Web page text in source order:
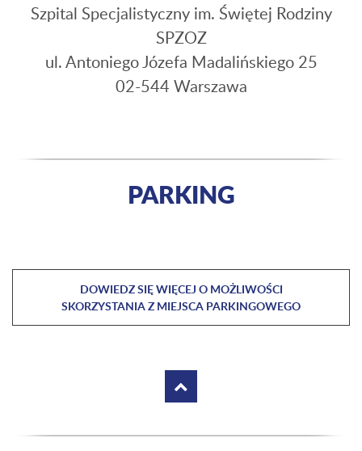
Szpital Specjalistyczny im. Świętej Rodziny
SPZOZ
ul. Antoniego Józefa Madalińskiego 25
02-544 Warszawa
PARKING
DOWIEDZ SIĘ WIĘCEJ O MOŻLIWOŚCI
SKORZYSTANIA Z MIEJSCA PARKINGOWEGO